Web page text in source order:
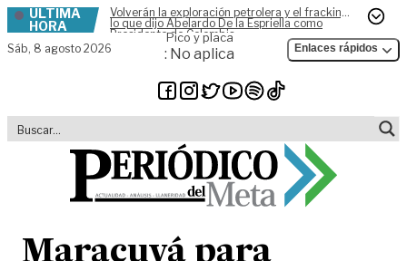
Skip to content
ÚLTIMA
HORA
Volverán la exploración petrolera y el fracking,
lo que dijo Abelardo De la Espriella como
Presidente de Colombia
Sáb, 8 agosto 2026
Pico y placa
: No aplica Enlaces rápidos
Maracuyá para